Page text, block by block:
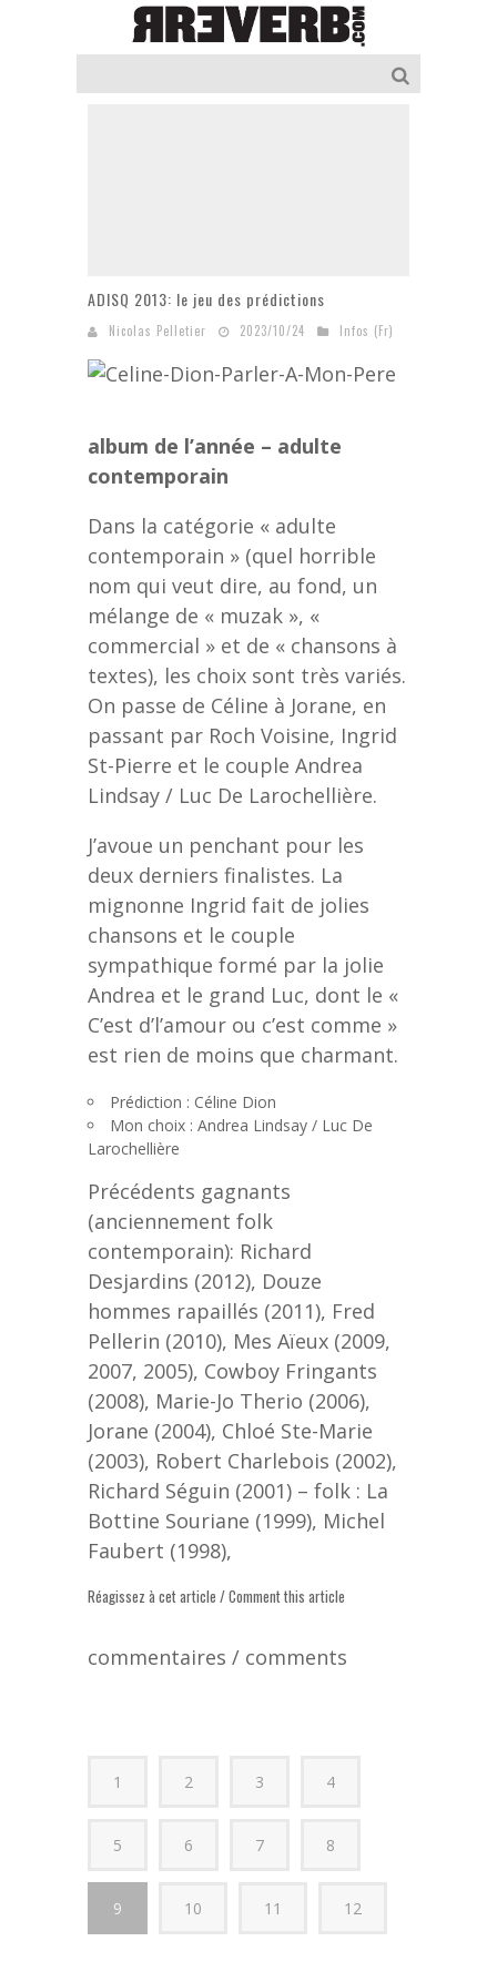
ADISQ 2013: le jeu des prédictions
Nicolas Pelletier 2023/10/24 Infos (Fr)
album de l’année – adulte
contemporain
Dans la catégorie « adulte
contemporain » (quel horrible
nom qui veut dire, au fond, un
mélange de « muzak », «
commercial » et de « chansons à
textes), les choix sont très variés.
On passe de Céline à Jorane, en
passant par Roch Voisine, Ingrid
St-Pierre et le couple Andrea
Lindsay / Luc De Larochellière.
J’avoue un penchant pour les
deux derniers finalistes. La
mignonne Ingrid fait de jolies
chansons et le couple
sympathique formé par la jolie
Andrea et le grand Luc, dont le «
C’est d’l’amour ou c’est comme »
est rien de moins que charmant.
Prédiction : Céline Dion
Mon choix : Andrea Lindsay / Luc De
Larochellière
Précédents gagnants
(anciennement folk
contemporain): Richard
Desjardins (2012), Douze
hommes rapaillés (2011), Fred
Pellerin (2010), Mes Aïeux (2009,
2007, 2005), Cowboy Fringants
(2008), Marie-Jo Therio (2006),
Jorane (2004), Chloé Ste-Marie
(2003), Robert Charlebois (2002),
Richard Séguin (2001) – folk : La
Bottine Souriane (1999), Michel
Faubert (1998),
Réagissez à cet article / Comment this article
commentaires / comments
1 2 3 4
5 6 7 8
9 10 11 12